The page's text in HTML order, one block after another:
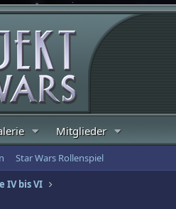
Mitglieder
Star Wars Rollenspiel
IV bis VI